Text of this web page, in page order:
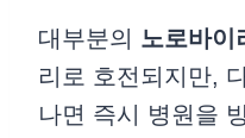
대부분의 노로바이
리로 호전되지만,
나면 즉시 병원을